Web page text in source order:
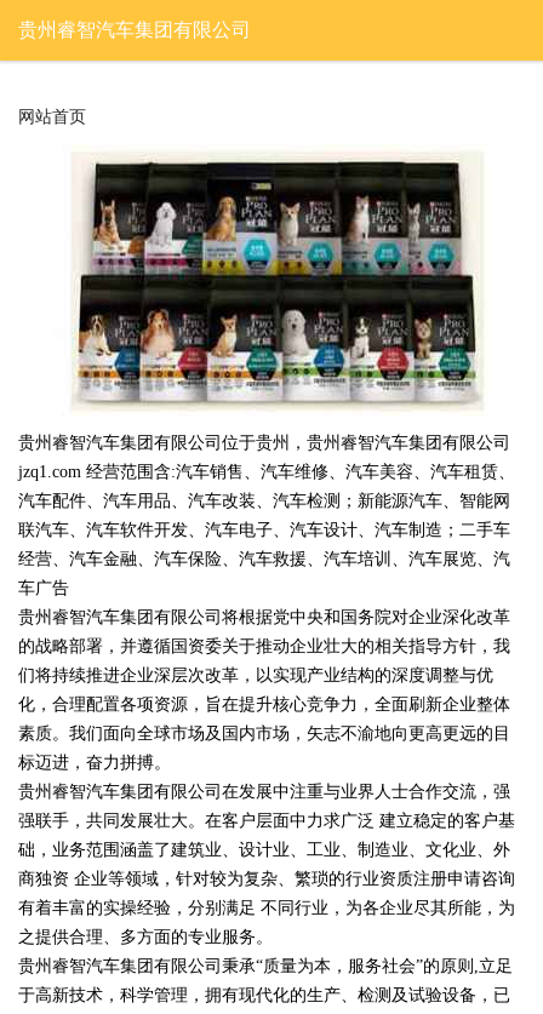
贵州睿智汽车集团有限公司
网站首页
贵州睿智汽车集团有限公司位于贵州，贵州睿智汽车集团有限公司
jzq1.com 经营范围含:汽车销售、汽车维修、汽车美容、汽车租赁、
汽车配件、汽车用品、汽车改装、汽车检测；新能源汽车、智能网
联汽车、汽车软件开发、汽车电子、汽车设计、汽车制造；二手车
经营、汽车金融、汽车保险、汽车救援、汽车培训、汽车展览、汽
车广告
贵州睿智汽车集团有限公司将根据党中央和国务院对企业深化改革
的战略部署，并遵循国资委关于推动企业壮大的相关指导方针，我
们将持续推进企业深层次改革，以实现产业结构的深度调整与优
化，合理配置各项资源，旨在提升核心竞争力，全面刷新企业整体
素质。我们面向全球市场及国内市场，矢志不渝地向更高更远的目
标迈进，奋力拼搏。
贵州睿智汽车集团有限公司在发展中注重与业界人士合作交流，强
强联手，共同发展壮大。在客户层面中力求广泛 建立稳定的客户基
础，业务范围涵盖了建筑业、设计业、工业、制造业、文化业、外
商独资 企业等领域，针对较为复杂、繁琐的行业资质注册申请咨询
有着丰富的实操经验，分别满足 不同行业，为各企业尽其所能，为
之提供合理、多方面的专业服务。
贵州睿智汽车集团有限公司秉承“质量为本，服务社会”的原则,立足
于高新技术，科学管理，拥有现代化的生产、检测及试验设备，已